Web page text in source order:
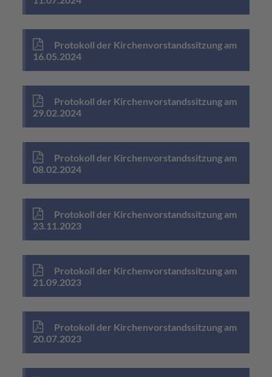
Protokoll der Kirchenvorstandssitzung am
16.05.2024
Protokoll der Kirchenvorstandssitzung am
29.02.2024
Protokoll der Kirchenvorstandssitzung am
08.02.2024
Protokoll der Kirchenvorstandssitzung am
23.11.2023
Protokoll der Kirchenvorstandssitzung am
21.09.2023
Protokoll der Kirchenvorstandssitzung am
20.07.2023